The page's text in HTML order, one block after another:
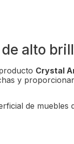
alto
Crystal
y
de muebles